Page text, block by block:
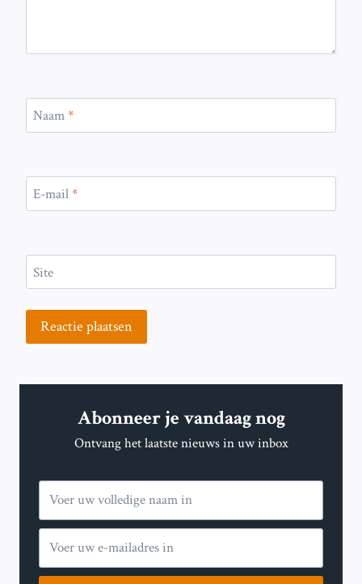
Naam*
E-mail*
Site
Abonneer je vandaag nog
Ontvang het laatste nieuws in uw inbox